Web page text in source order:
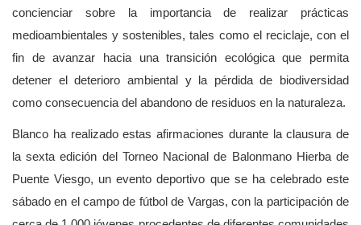
concienciar sobre la importancia de realizar prácticas
medioambientales y sostenibles, tales como el reciclaje, con el
fin de avanzar hacia una transición ecológica que permita
detener el deterioro ambiental y la pérdida de biodiversidad
como consecuencia del abandono de residuos en la naturaleza.
Blanco ha realizado estas afirmaciones durante la clausura de
la sexta edición del Torneo Nacional de Balonmano Hierba de
Puente Viesgo, un evento deportivo que se ha celebrado este
sábado en el campo de fútbol de Vargas, con la participación de